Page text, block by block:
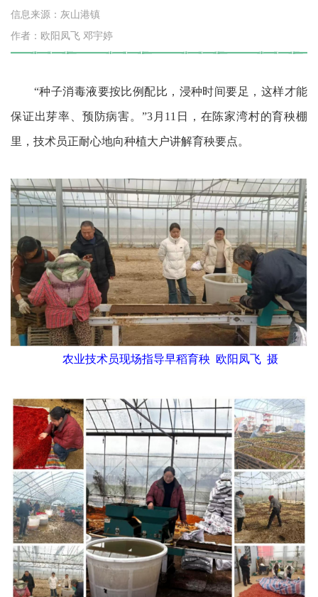
信息来源：灰山港镇
作者：欧阳凤飞 邓宇婷
“种子消毒液要按比例配比，浸种时间要足，这样才能
保证出芽率、预防病害。”3月11日，在陈家湾村的育秧棚
里，技术员正耐心地向种植大户讲解育秧要点。
农业技术员现场指导早稻育秧 欧阳凤飞 摄